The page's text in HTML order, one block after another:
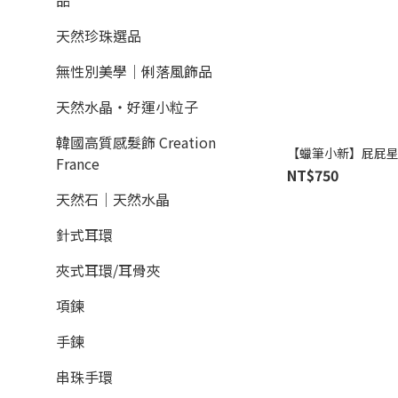
天然珍珠選品
無性別美學│俐落風飾品
天然水晶‧好運小粒子
韓國高質感髮飾 Creation
France
天然石│天然水晶
針式耳環
夾式耳環/耳骨夾
項鍊
手鍊
串珠手環
【蠟筆小新】屁屁
NT$750